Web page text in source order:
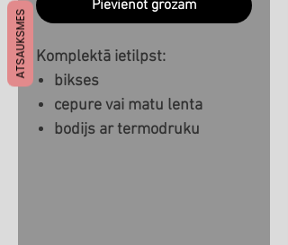
Pievienot grozam
Komplektā ietilpst:
bikses
cepure vai matu lenta
bodijs ar termodruku
ATSAUKSMES